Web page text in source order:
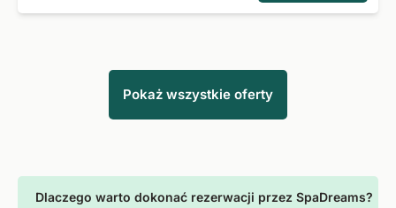
Pokaż wszystkie oferty
Dlaczego warto dokonać rezerwacji przez SpaDreams?